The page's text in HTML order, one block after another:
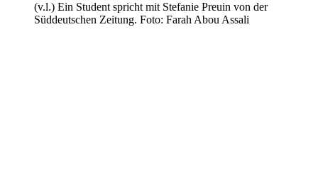
(v.l.) Ein Student spricht mit Stefanie Preuin von der
Süddeutschen Zeitung. Foto: Farah Abou Assali